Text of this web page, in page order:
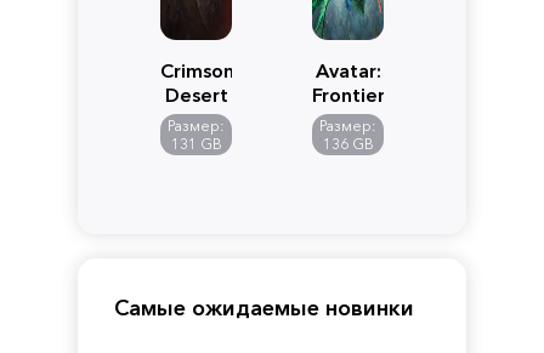
Crimson
Desert
Размер:
131 GB
Avatar:
Frontiers
of
Pandora
Размер:
136 GB
Самые ожидаемые новинки